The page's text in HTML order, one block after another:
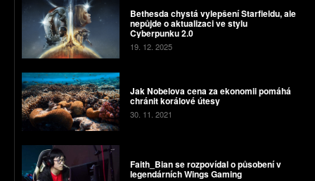
Bethesda chystá vylepšení Starfieldu, ale
nepůjde o aktualizaci ve stylu
Cyberpunku 2.0
19. 12. 2025
Jak Nobelova cena za ekonomii pomáhá
chránit korálové útesy
30. 11. 2021
Faith_Bian se rozpovídal o působení v
legendárních Wings Gaming